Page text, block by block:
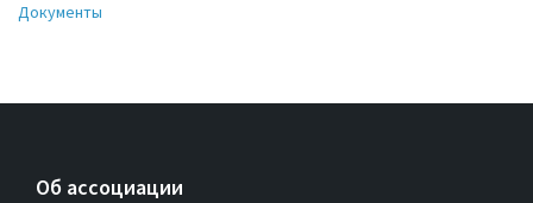
Документы
Об ассоциации